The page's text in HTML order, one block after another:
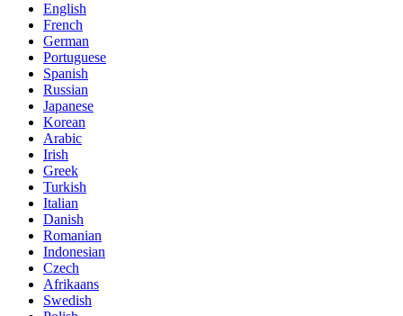
English
French
German
Portuguese
Spanish
Russian
Japanese
Korean
Arabic
Irish
Greek
Turkish
Italian
Danish
Romanian
Indonesian
Czech
Afrikaans
Swedish